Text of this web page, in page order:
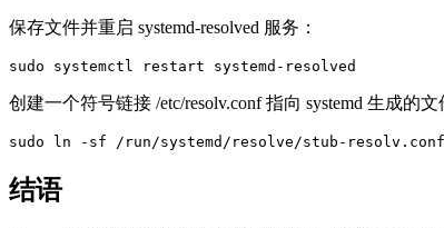
保存文件并重启 systemd-resolved 服务：
sudo systemctl restart systemd-resolved
创建一个符号链接 /etc/resolv.conf 指向 systemd 生成的文
sudo ln -sf /run/systemd/resolve/stub-
结语